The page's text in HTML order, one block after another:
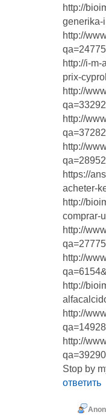
http://
generika-
http://
http://i-
prix-
http://
http://
http://
https://
acheter-
http://
comprar-
http://
http://
http://
http://
http://
Stop by
ответить